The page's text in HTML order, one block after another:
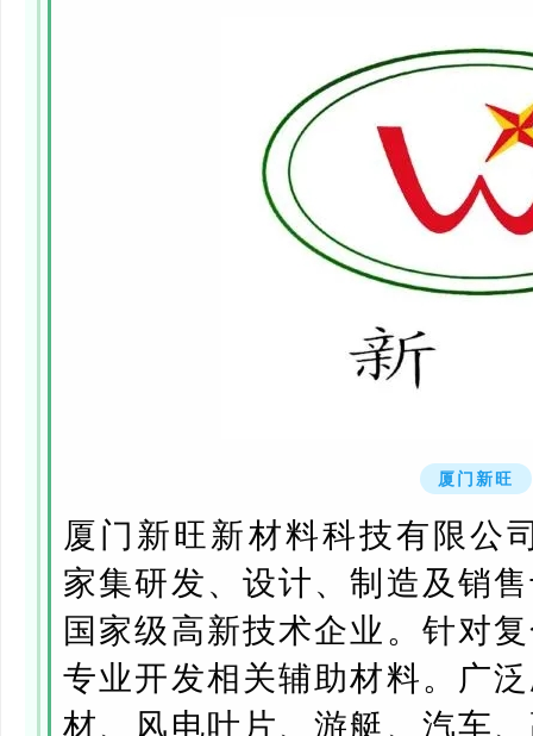
厦门新旺
厦门新旺新材料科技有限公
家集研发、设计、制造及销
国家级高新技术企业。针对
专业开发相关辅助材料。广
材、风电叶片、游艇、汽车